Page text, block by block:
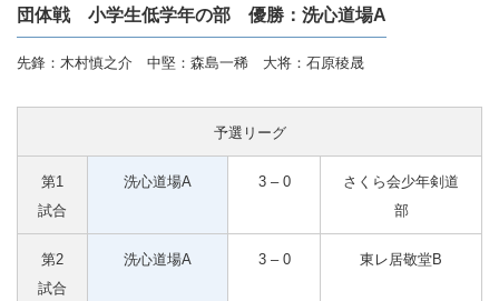
団体戦 小学生低学年の部 優勝：洗心道場A
先鋒：木村慎之介 中堅：森島一稀 大将：石原稜晟
予選リーグ
第1
試合
洗心道場A 3 – 0
さくら会少年剣道
部
第2
試合
洗心道場A 3 – 0 東レ居敬堂B